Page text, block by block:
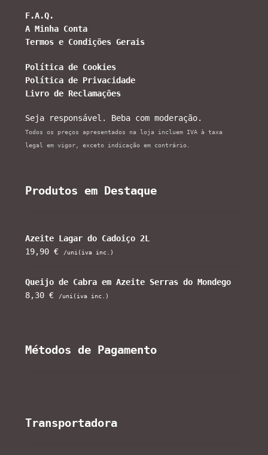
F.A.Q.
A Minha Conta
Termos e Condições Gerais
Política de Cookies
Política de Privacidade
Livro de Reclamações
Seja responsável. Beba com moderação.
Todos os preços apresentados na loja incluem IVA à taxa
legal em vigor, exceto indicação em contrário.
Produtos em Destaque
Azeite Lagar do Cadoiço 2L
19,90€ /uni(iva inc.)
Queijo de Cabra em Azeite Serras do Mondego
8,30€ /uni(iva inc.)
Métodos de Pagamento
Transportadora